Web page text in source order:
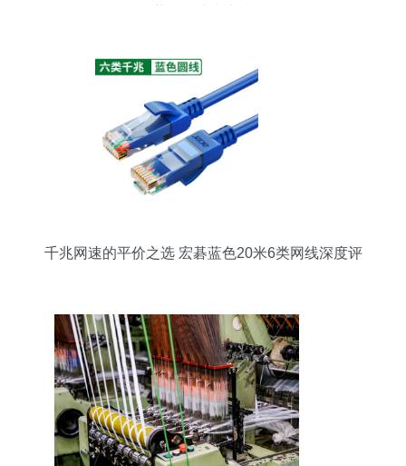
千兆网速的平价之选 宏碁蓝色20米6类网线深度评